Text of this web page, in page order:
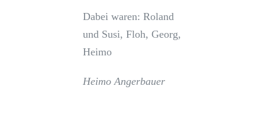
Dabei waren: Roland
und Susi, Floh, Georg,
Heimo
Heimo Angerbauer